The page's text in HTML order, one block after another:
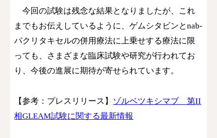
今回の試験は残念な結果となりましたが、これ
までもお伝えしているように、ゲムシタビンとnab-
パクリタキセルの併用療法に上乗せする療法に限
っても、さまざまな臨床試験や研究が行われてお
り、今後の進展に期待が寄せられています。
【参考：プレスリリース】 ゾルベツキシマブ 第II
相GLEAM試験に関する最新情報